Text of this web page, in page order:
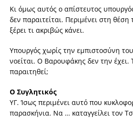
Κι όμως αυτός ο απίστευτος
δεν παραιτείται. Περιμένει στη θέση
ξέρει τι ακριβώς κάνει.
Υπουργός χωρίς την εμπιστοσύνη
νοείται. Ο Βαρουφάκης δεν την έχει.
παραιτηθεί;
Ο Συγλητικός
ΥΓ. Ίσως περιμένει αυτό που
παρασκήνια. Να … καταγγείλει τον